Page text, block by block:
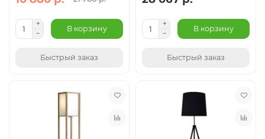
В корзину
Быстрый заказ
В корзину
Быстрый заказ